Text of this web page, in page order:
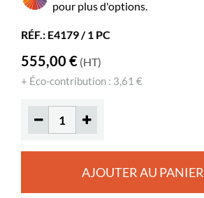
Albums
85-165
Livres standards
Diamètre
Profondeur
pour plus d'options.
RÉF.: E4179 / 1 PC
555,00 € (HT)
+ Éco-contribution : 3,61 €
AJOUTER AU PANIER